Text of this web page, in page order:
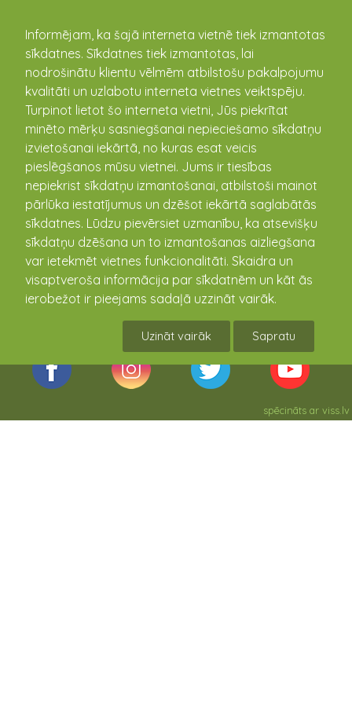
Informējam, ka šajā interneta vietnē tiek izmantotas
sīkdatnes. Sīkdatnes tiek izmantotas, lai
nodrošinātu klientu vēlmēm atbilstošu pakalpojumu
kvalitāti un uzlabotu interneta vietnes veiktspēju.
Turpinot lietot šo interneta vietni, Jūs piekrītat
minēto mērķu sasniegšanai nepieciešamo sīkdatņu
izvietošanai iekārtā, no kuras esat veicis
pieslēgšanos mūsu vietnei. Jums ir tiesības
nepiekrist sīkdatņu izmantošanai, atbilstoši mainot
pārlūka iestatījumus un dzēšot iekārtā saglabātās
sīkdatnes. Lūdzu pievērsiet uzmanību, ka atsevišķu
sīkdatņu dzēšana un to izmantošanas aizliegšana
var ietekmēt vietnes funkcionalitāti. Skaidra un
visaptveroša informācija par sīkdatnēm un kāt ās
ierobežot ir pieejams sadaļā uzzināt vairāk.
Uzināt vairāk Sapratu
kandava.lv
Kandavas pilsētas, Cēres un Kandavas pagastu
pārvalde
Dārza iela 6, Kandava, Tukuma novads, Latvija, LV-3120
(+371) 63182028
www.kandava.lv
spēcināts arviss.lv